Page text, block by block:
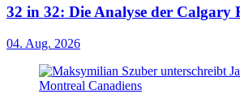
32 in 32: Die Analyse der Calgary
04. Aug. 2026